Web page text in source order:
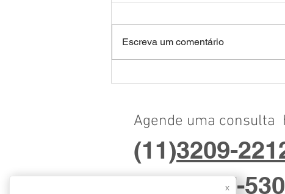
x
Doenças Palpebrais
Escreva um comentário
Agende uma consulta
(11)3209-
(11) 2337-